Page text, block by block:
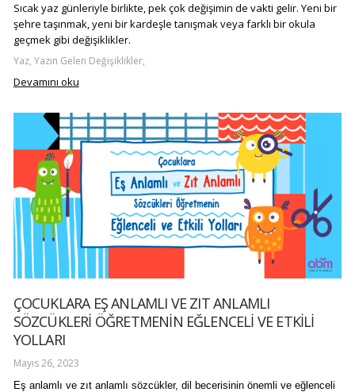
Sıcak yaz günleriyle birlikte, pek çok değişimin de vakti gelir. Yeni bir
şehre taşınmak, yeni bir kardeşle tanışmak veya farklı bir okula
geçmek gibi değişiklikler.
Yaz, Yazın Gelen Değişiklikler,
Devamını oku
ÇOCUKLARA EŞ ANLAMLI VE ZIT ANLAMLI
SÖZCÜKLERİ ÖĞRETMENİN EĞLENCELİ VE ETKİLİ
YOLLARI
Mayıs 26, 2023
Eş anlamlı ve zıt anlamlı sözcükler, dil becerisinin önemli ve eğlenceli